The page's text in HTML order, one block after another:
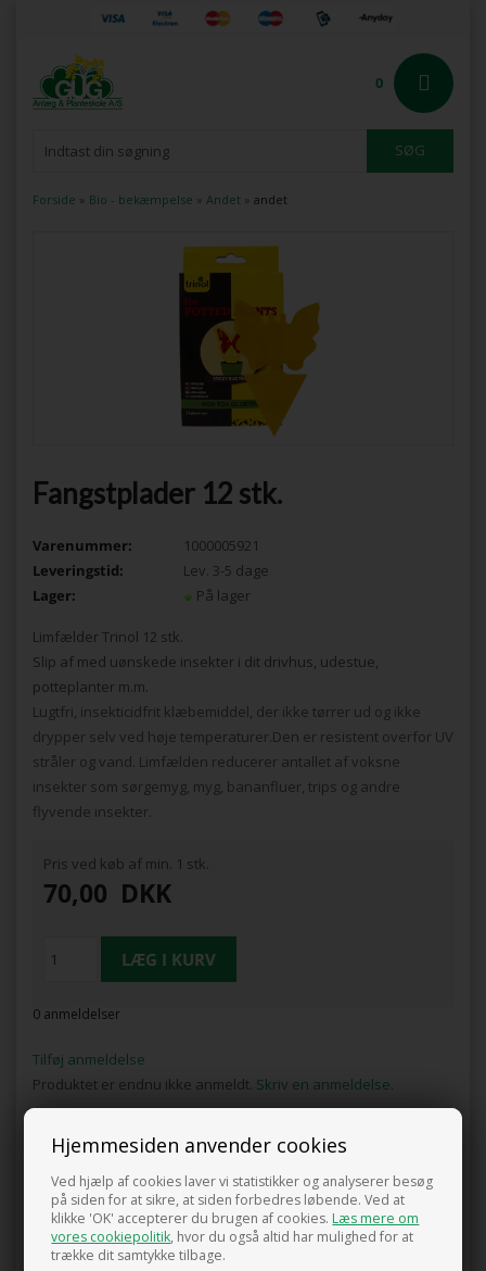
Hjemmesiden anvender cookies
Ved hjælp af cookies laver vi statistikker og analyserer besøg
på siden for at sikre, at siden forbedres løbende. Ved at
klikke 'OK' accepterer du brugen af cookies.Læs mere om
vores cookiepolitik, hvor du også altid har mulighed for at
trække dit samtykke tilbage.
0
Forside » Bio - bekæmpelse » Andet » andet
Fangstplader 12 stk.
Varenummer:
1000005921
Leveringstid:
Lev. 3-5 dage
Lager:
På lager
Limfælder Trinol 12 stk.
Slip af med uønskede insekter i dit drivhus, udestue,
potteplanter m.m.
Lugtfri, insekticidfrit klæbemiddel, der ikke tørrer ud og ikke
drypper selv ved høje temperaturer.Den er resistent overfor UV
stråler og vand. Limfælden reducerer antallet af voksne
insekter som sørgemyg, myg, bananfluer, trips og andre
flyvende insekter.
Pris ved køb af min. 1 stk.
70,00 DKK
0 anmeldelser
Tilføj anmeldelse
Produktet er endnu ikke anmeldt. Skriv en anmeldelse.
jorden. Den gule farve tiltrækker insekterne.
100% fri for gift
Kunder købte også